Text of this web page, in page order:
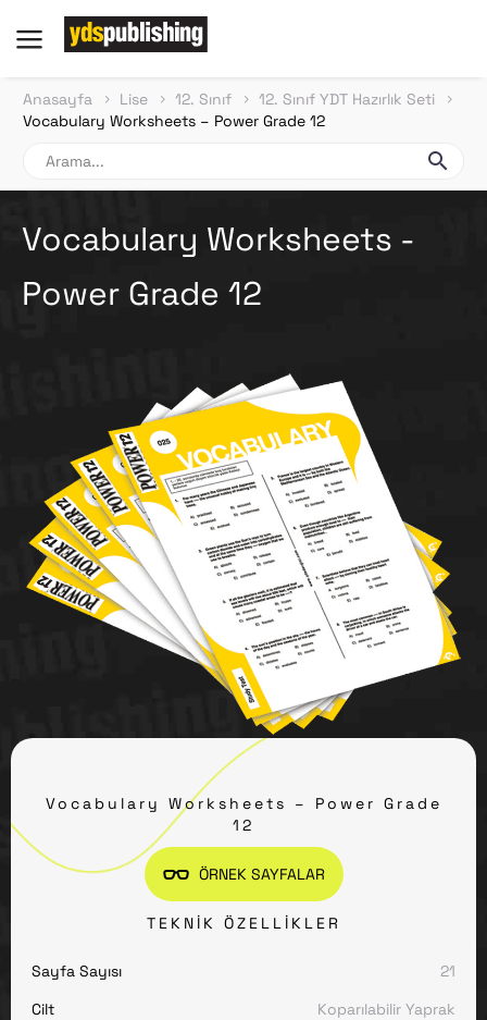
Anasayfa Lise 12. Sınıf
12. Sınıf YDT Hazırlık Seti
Vocabulary Worksheets – Power Grade 12
Vocabulary Worksheets -
Power Grade 12
Vocabulary Worksheets – Power Grade
12
ÖRNEK SAYFALAR
TEKNIK ÖZELLIKLER
Sayfa Sayısı
21
Cilt
Koparılabilir Yaprak